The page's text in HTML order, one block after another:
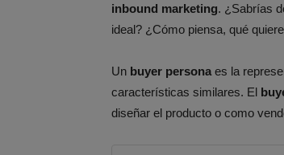
inbound marketing. ¿Sabrías
ideal? ¿Cómo piensa, qué
Un buyer persona es la
características similares. El
diseñar el producto o como